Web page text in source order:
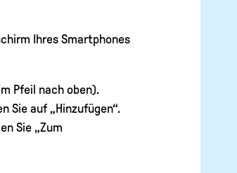
Ihres Smartphones
Pfeil nach oben).
Sie auf „Hinzufügen“.
Sie „Zum